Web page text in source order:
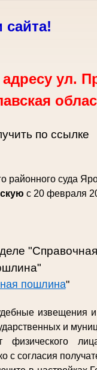
ул.
по ссылке
районного суда
с 20 февраля
пошлина"
извещения
и
с согласия